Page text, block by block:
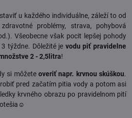
u každého individuálne, záleží to od
problémy, strava, pohybová
Všeobecne však pocit lepšej pohody
týždne. Dôležité je vodu piť pravidelne
2 - 2,5litra!
si môžete overiť napr. krvnou skúškou.
pred začatím pitia vody a potom asi
krvného obrazu po pravidelnom pití